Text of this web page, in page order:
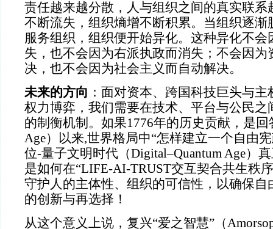
责任越来越分散，人与组织之间的真实联系
不断流失，组织熵增不断积累。当组织逐渐
服务组织，组织便开始异化。这种异化不会
失，也不会因为右派执政而消失；不会因为
决，也不会因为社会主义而自动解决。
未来的方向 ：面对资本、跨国科技巨头与
权力博弈，我们需要在技术、平台与公民之
的制衡机制。如果1776年的历史贡献，是
Age）以来,世界格局中“怎样建立一个自由
位-量子文明时代（Digital–Quantum Age）
是如何在“LIFE-AI-TRUST交互契合共生秩
守护人的主体性、组织的可信性，以确保自
的创新与再选择！
从这个意义上说，复兴“爱之智慧”（